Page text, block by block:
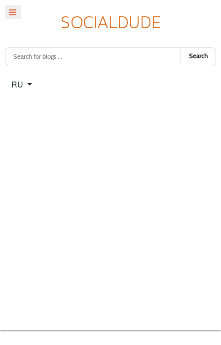
Search
Select your language
RU